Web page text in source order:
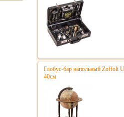
Глобус-бар напольный Zoffoli
40см